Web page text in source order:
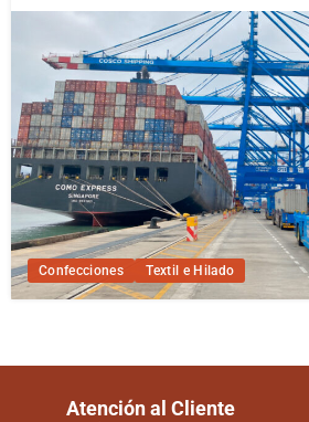
Confecciones Textil e Hilado
Atención al Cliente